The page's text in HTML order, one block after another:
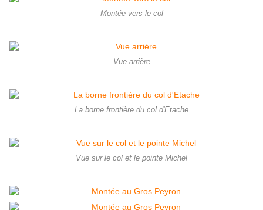
Montée vers le col
Vue arrière
La borne frontière du col d'Etache
Vue sur le col et le pointe Michel